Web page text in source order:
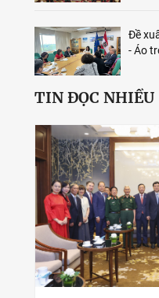
Đề
- Áo
TIN ĐỌC NHIỀU